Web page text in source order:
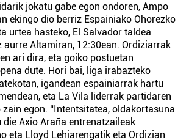
jokatu gabe egon ondoren, Ampo
ekingo dio berriz Espainiako Ohorezko
urtea hasteko, El Salvador taldea
aurre Altamiran, 12:30ean. Ordiziarrak
ari dira, eta goiko postuetan
dute. Hori bai, liga irabazteko
igandean espainiarrak hartu
eta La Vila liderrak partidaren
egon. “Intentsitatea, oldakortasuna
die Axio Araña entrenatzaileak
eta Lloyd Lehiarengatik eta Ordizian